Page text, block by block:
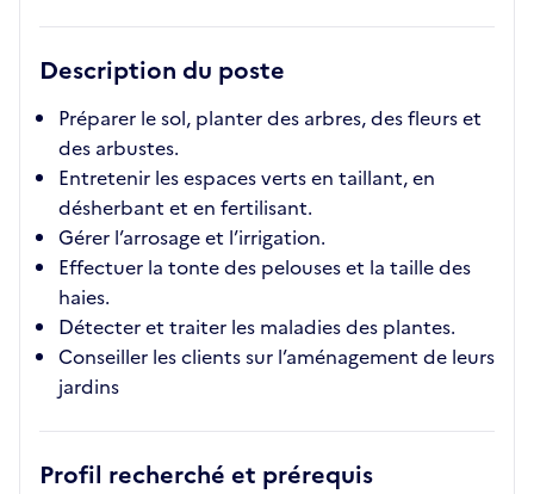
Description du poste
Préparer le sol, planter des arbres, des fleurs et
des arbustes.
Entretenir les espaces verts en taillant, en
désherbant et en fertilisant.
Gérer l’arrosage et l’irrigation.
Effectuer la tonte des pelouses et la taille des
haies.
Détecter et traiter les maladies des plantes.
Conseiller les clients sur l’aménagement de leurs
jardins
Profil recherché et prérequis